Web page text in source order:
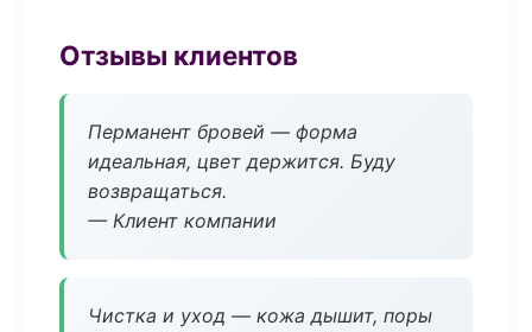
Отзывы клиентов
Перманент бровей — форма
идеальная, цвет держится. Буду
возвращаться.
— Клиент компании
Чистка и уход — кожа дышит, поры